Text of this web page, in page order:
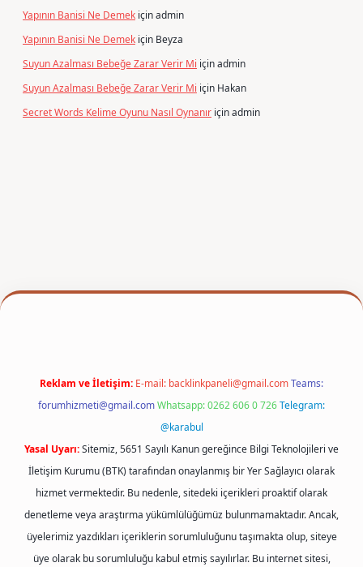
Yapının Banisi Ne Demek içinadmin
Yapının Banisi Ne Demek için Beyza
Suyun Azalması Bebeğe Zarar Verir Mi içinadmin
Suyun Azalması Bebeğe Zarar Verir Mi için Hakan
Secret Words Kelime Oyunu Nasıl Oynanır içinadmin
Reklam ve İletişim: E-mail: backlinkpaneli@gmail.comTeams:
forumhizmeti@gmail.comWhatsapp: 0262 606 0 726Telegram:
@karabul
Yasal Uyarı:Sitemiz, 5651 Sayılı Kanun gereğince Bilgi Teknolojileri ve
İletişim Kurumu (BTK) tarafından onaylanmış bir Yer Sağlayıcı olarak
hizmet vermektedir. Bu nedenle, sitedeki içerikleri proaktif olarak
denetleme veya araştırma yükümlülüğümüz bulunmamaktadır. Ancak,
üyelerimiz yazdıkları içeriklerin sorumluluğunu taşımakta olup, siteye
üye olarak bu sorumluluğu kabul etmiş sayılırlar. Bu internet sitesi,